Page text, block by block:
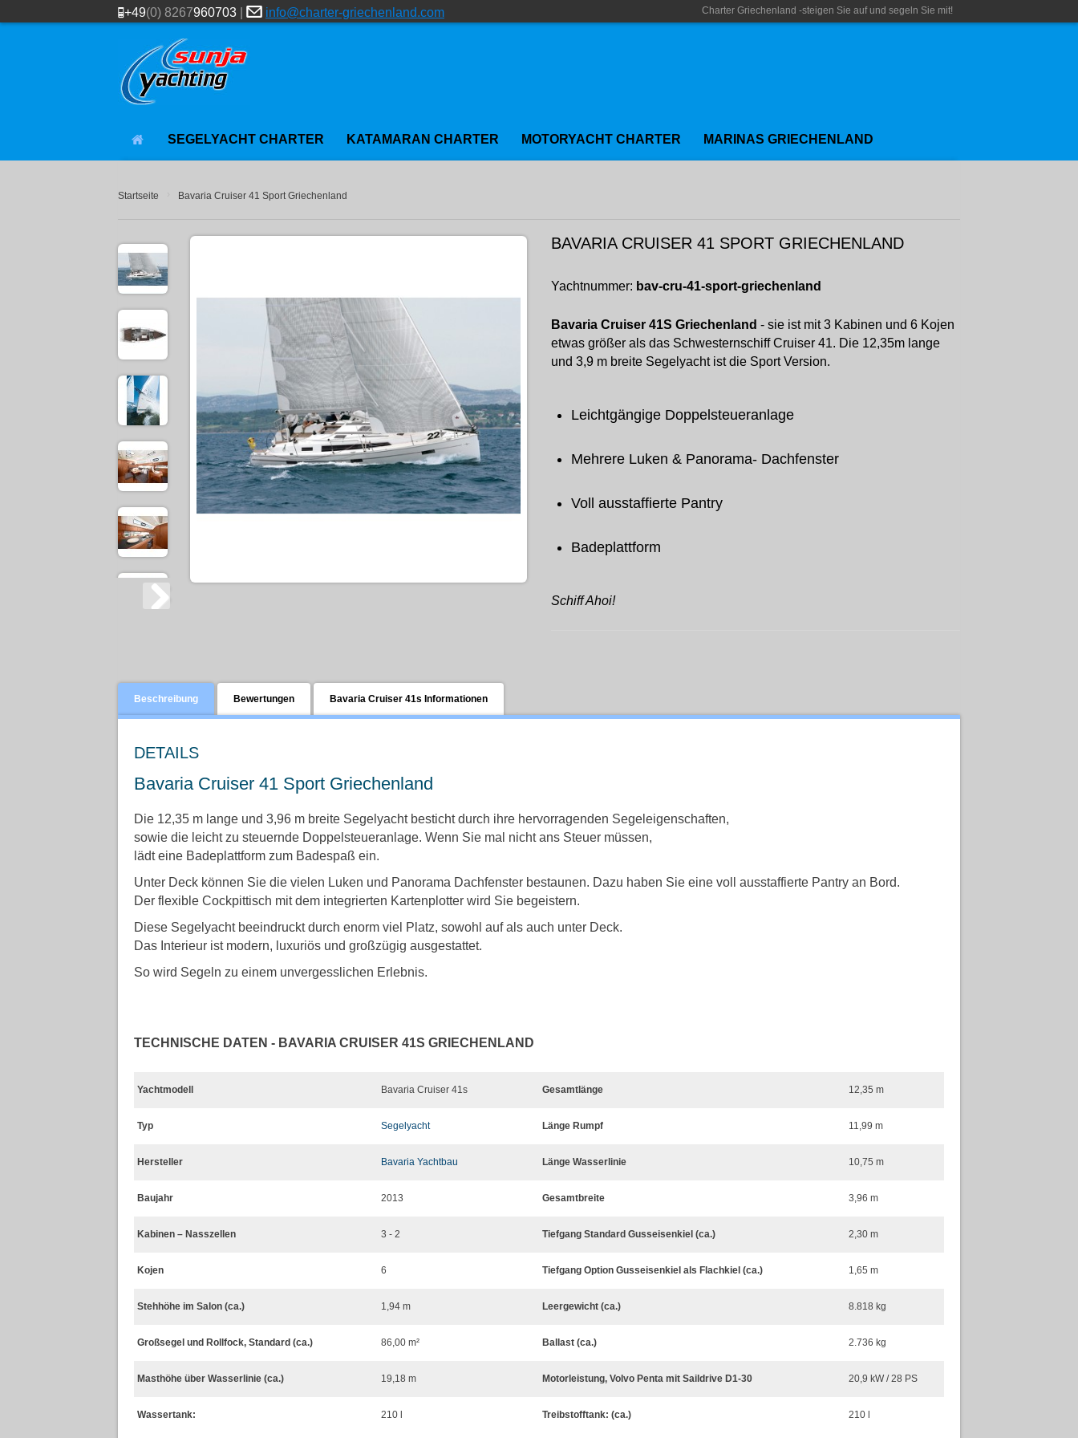
+49(0) 8267960703 info@charter-griechenland.com Charter Griechenland -steigen Sie auf und segeln Sie mit!
SEGELYACHT CHARTER KATAMARAN CHARTER MOTORYACHT CHARTER MARINAS GRIECHENLAND
Startseite Bavaria Cruiser 41 Sport Griechenland
BAVARIA CRUISER 41 SPORT GRIECHENLAND
Yachtnummer: bav-cru-41-sport-griechenland
Bavaria Cruiser 41S Griechenland - sie ist mit 3 Kabinen und 6 Kojen
etwas größer als das Schwesternschiff Cruiser 41. Die 12,35m lange
und 3,9 m breite Segelyacht ist die Sport Version.
Leichtgängige Doppelsteueranlage
Mehrere Luken & Panorama- Dachfenster
Voll ausstaffierte Pantry
Badeplattform
Schiff Ahoi!
Beschreibung Bewertungen Bavaria Cruiser 41s Informationen
DETAILS
Bavaria Cruiser 41 Sport Griechenland
Die 12,35 m lange und 3,96 m breite Segelyacht besticht durch ihre hervorragenden Segeleigenschaften,
sowie die leicht zu steuernde Doppelsteueranlage. Wenn Sie mal nicht ans Steuer müssen,
lädt eine Badeplattform zum Badespaß ein.
Unter Deck können Sie die vielen Luken und Panorama Dachfenster bestaunen. Dazu haben Sie eine voll ausstaffierte Pantry an Bord.
Der flexible Cockpittisch mit dem integrierten Kartenplotter wird Sie begeistern.
Diese Segelyacht beeindruckt durch enorm viel Platz, sowohl auf als auch unter Deck.
Das Interieur ist modern, luxuriös und großzügig ausgestattet.
So wird Segeln zu einem unvergesslichen Erlebnis.
TECHNISCHE DATEN - BAVARIA CRUISER 41S GRIECHENLAND
Yachtmodell Bavaria Cruiser 41s Gesamtlänge 12,35 m
Typ Segelyacht Länge Rumpf 11,99 m
Hersteller Bavaria Yachtbau Länge Wasserlinie 10,75 m
Baujahr 2013 Gesamtbreite 3,96 m
Kabinen – Nasszellen 3 - 2 Tiefgang Standard Gusseisenkiel (ca.) 2,30 m
Kojen 6 Tiefgang Option Gusseisenkiel als Flachkiel (ca.) 1,65 m
Stehhöhe im Salon (ca.) 1,94 m Leergewicht (ca.) 8.818 kg
Großsegel und Rollfock, Standard (ca.) 86,00 m² Ballast (ca.) 2.736 kg
Masthöhe über Wasserlinie (ca.) 19,18 m Motorleistung, Volvo Penta mit Saildrive D1-30 20,9 kW / 28 PS
Wassertank: 210 l Treibstofftank: (ca.) 210 l